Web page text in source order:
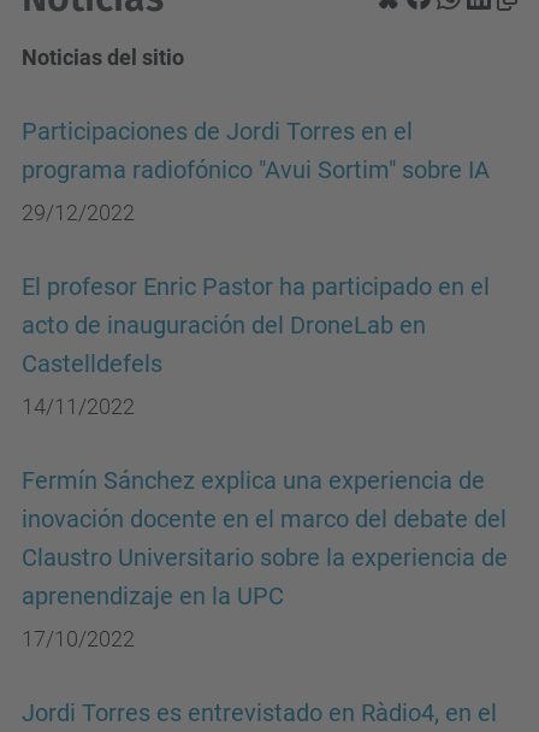
Noticias del sitio
Participaciones de Jordi Torres en el
programa radiofónico "Avui Sortim" sobre IA
29/12/2022
El profesor Enric Pastor ha participado en el
acto de inauguración del DroneLab en
Castelldefels
14/11/2022
Fermín Sánchez explica una experiencia de
inovación docente en el marco del debate del
Claustro Universitario sobre la experiencia de
aprenendizaje en la UPC
17/10/2022
Jordi Torres es entrevistado en Ràdio4, en el